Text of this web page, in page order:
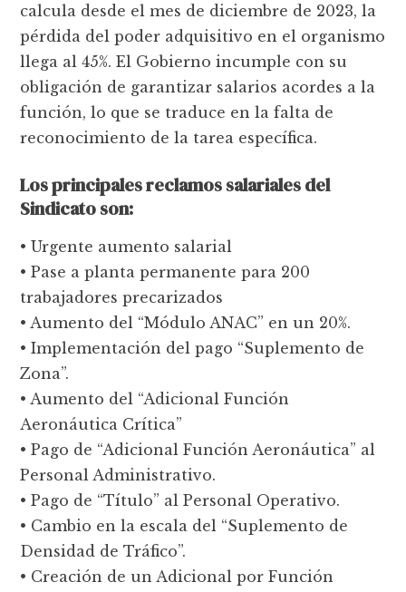
calcula desde el mes de diciembre de 2023, la
pérdida del poder adquisitivo en el organismo
llega al 45%. El Gobierno incumple con su
obligación de garantizar salarios acordes a la
función, lo que se traduce en la falta de
reconocimiento de la tarea específica.
Los principales reclamos salariales del
Sindicato son:
• Urgente aumento salarial
• Pase a planta permanente para 200
trabajadores precarizados
• Aumento del “Módulo ANAC” en un 20%.
• Implementación del pago “Suplemento de
Zona”.
• Aumento del “Adicional Función
Aeronáutica Crítica”
• Pago de “Adicional Función Aeronáutica” al
Personal Administrativo.
• Pago de “Título” al Personal Operativo.
• Cambio en la escala del “Suplemento de
Densidad de Tráfico”.
• Creación de un Adicional por Función